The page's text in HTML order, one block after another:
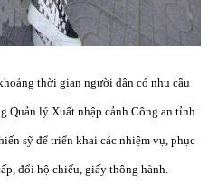
thời gian người dân có nhu cầu
Quản lý Xuất nhập cảnh Công an tỉnh
sỹ để triển khai các nhiệm vụ, phục
đổi hộ chiếu, giấy thông hành.